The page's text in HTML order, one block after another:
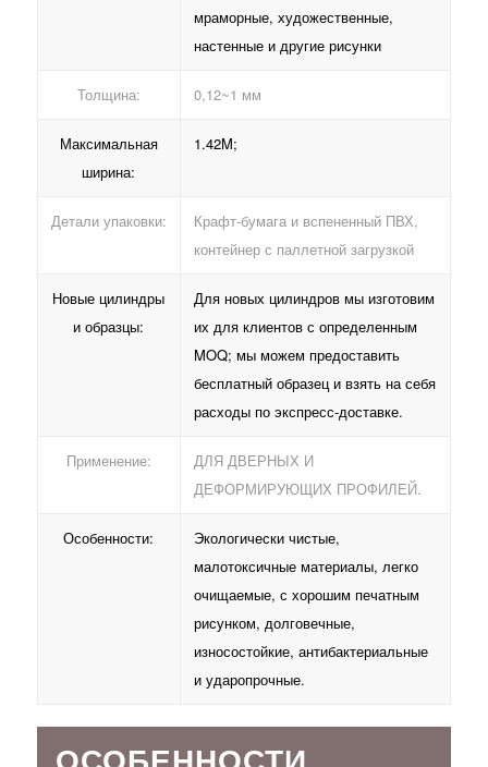
мраморные, художественные,
настенные и другие рисунки
Толщина: 0,12~1 мм
Максимальная
ширина:
1.42M;
Детали упаковки:
Крафт-бумага и вспененный ПВХ,
контейнер с паллетной загрузкой
Новые цилиндры
и образцы:
Для новых цилиндров мы изготовим
их для клиентов с определенным
MOQ; мы можем предоставить
бесплатный образец и взять на себя
расходы по экспресс-доставке.
Применение:
ДЛЯ ДВЕРНЫХ И
ДЕФОРМИРУЮЩИХ ПРОФИЛЕЙ.
Особенности:
Экологически чистые,
малотоксичные материалы, легко
очищаемые, с хорошим печатным
рисунком, долговечные,
износостойкие, антибактериальные
и ударопрочные.